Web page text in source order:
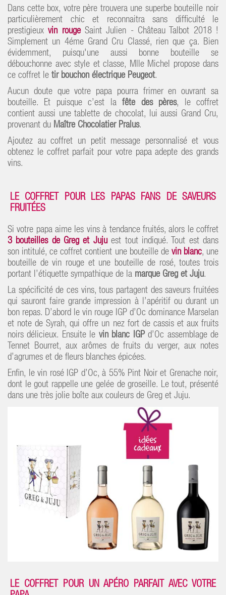
Dans cette box, votre père trouvera une superbe bouteille noir
particulièrement chic et reconnaitra sans difficulté le
prestigieuxvin rougeSaint Julien - Château Talbot 2018 !
Simplement un 4éme Grand Cru Classé, rien que ça. Bien
évidemment, puisqu'une aussi bonne bouteille se
débouchonne avec style et classe, Mlle Michel propose dans
ce coffret le tir bouchon électrique Peugeot.
Aucun doute que votre papa pourra frimer en ouvrant sa
bouteille. Et puisque c’est lafête des pères, le coffret
contient aussi une tablette de chocolat, lui aussi Grand Cru,
provenant du Maître Chocolatier Pralus.
Ajoutez au coffret un petit message personnalisé et vous
obtenez le coffret parfait pour votre papa adepte des grands
vins.
LE COFFRET POUR LES PAPAS FANS DE SAVEURS
FRUITÉES
Si votre papa aime les vins à tendance fruités, alors le coffret
3 bouteilles de Greg et Jujuest tout indiqué. Tout est dans
son intitulé, ce coffret contient une bouteille de vin blanc, une
bouteille de vin rouge et une bouteille de rosé, toutes trois
portant l’étiquette sympathique de la marque Greg et Juju.
La spécificité de ces vins, tous partagent des saveurs fruitées
qui sauront faire grande impression à l’apéritif ou durant un
bon repas. D’abord le vin rouge IGP d’Oc dominance Marselan
et note de Syrah, qui offre un nez fort de cassis et aux fruits
noirs délicieux. Ensuite le vin blanc IGPd’Oc assemblage de
Tennet Bourret, aux arômes de fruits du verger, aux notes
d’agrumes et de fleurs blanches épicées.
Enfin, le vin rosé IGP d’Oc, à 55% Pint Noir et Grenache noir,
dont le gout rappelle une gelée de groseille. Le tout, présenté
dans une très jolie boîte aux couleurs de Greg et Juju.
LE COFFRET POUR UN APÉRO PARFAIT AVEC VOTRE